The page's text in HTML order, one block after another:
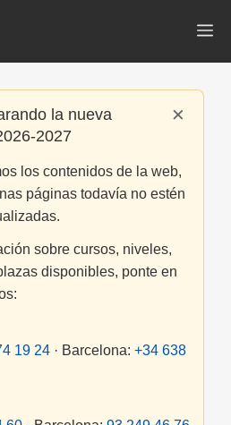
×
la nueva
2027
los contenidos de la web,
páginas todavía no estén
sobre cursos, niveles,
disponibles, ponte en
19 24 · Barcelona: +34 638